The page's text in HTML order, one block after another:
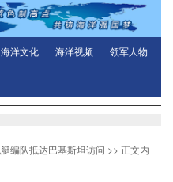
海洋文化 海洋视频 领军人物
编队抵达巴基斯坦访问 >> 正文内